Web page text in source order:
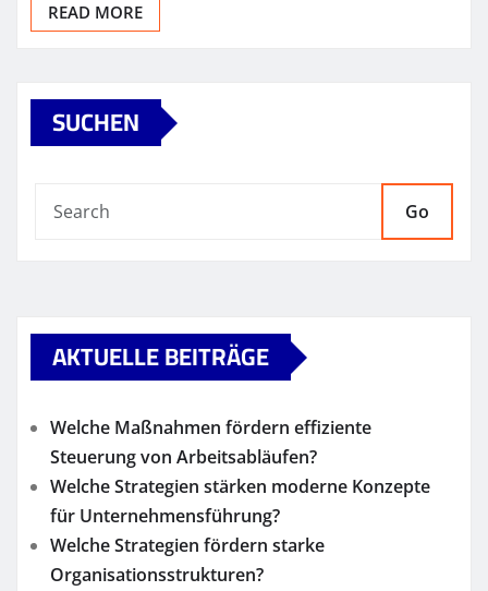
READ MORE
SUCHEN
Go
AKTUELLE BEITRÄGE
Welche Maßnahmen fördern effiziente
Steuerung von Arbeitsabläufen?
Welche Strategien stärken moderne Konzepte
für Unternehmensführung?
Welche Strategien fördern starke
Organisationsstrukturen?